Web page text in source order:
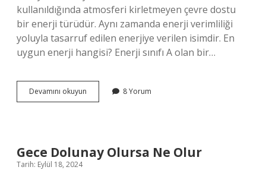
kullanıldığında atmosferi kirletmeyen çevre dostu
bir enerji türüdür. Aynı zamanda enerji verimliliği
yoluyla tasarruf edilen enerjiye verilen isimdir. En
uygun enerji hangisi? Enerji sınıfı A olan bir…
Devamını okuyun
Temiz
8 Yorum
Gece Dolunay Olursa Ne Olur
Tarih: Eylül 18, 2024